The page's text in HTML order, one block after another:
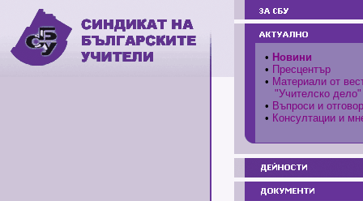
• Новини
• Пресцентър
• Материали от
"Учителско дело"
• Въпроси и
• Консултации и